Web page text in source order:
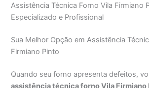
Assistência Técnica Forno Vila Firmiano
Especializado e Profissional
Sua Melhor Opção em Assistência
Firmiano Pinto
Quando seu forno apresenta defeitos,
assistência técnica forno Vila Firmiano